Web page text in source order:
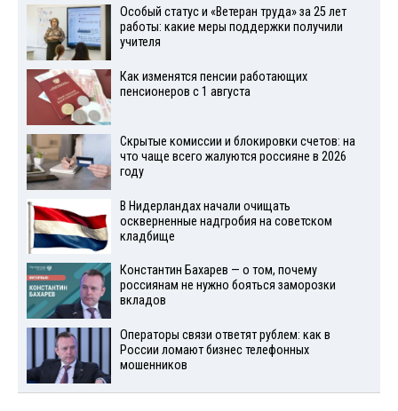
Особый статус и «Ветеран труда» за 25 лет
работы: какие меры поддержки получили
учителя
Как изменятся пенсии работающих
пенсионеров с 1 августа
Скрытые комиссии и блокировки счетов: на
что чаще всего жалуются россияне в 2026
году
В Нидерландах начали очищать
оскверненные надгробия на советском
кладбище
Константин Бахарев — о том, почему
россиянам не нужно бояться заморозки
вкладов
Операторы связи ответят рублем: как в
России ломают бизнес телефонных
мошенников